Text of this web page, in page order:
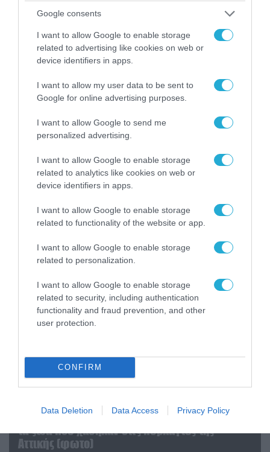
Google consents
I want to allow Google to enable storage
related to advertising like cookies on web or
device identifiers in apps.
I want to allow my user data to be sent to
Google for online advertising purposes.
I want to allow Google to send me
personalized advertising.
I want to allow Google to enable storage
related to analytics like cookies on web or
device identifiers in apps.
I want to allow Google to enable storage
related to functionality of the website or app.
I want to allow Google to enable storage
related to personalization.
I want to allow Google to enable storage
related to security, including authentication
functionality and fraud prevention, and other
user protection.
CONFIRM
Data Deletion Data Access Privacy Policy
απομάκρυνσής του
06.08.2026 | 14:02
«Επιχείρηση ελεύθερα πεζοδρόμια» στην
Αθήνα: Απομακρύνθηκαν παράνομα
αντικείμενα από κοινόχρηστους χώρους
«Οι εντελώς αθώοι»: Η ανάρτηση του Αρκά για
τα ζώα που χάθηκαν στις πυρκαγιές της
Αττικής (φωτο)